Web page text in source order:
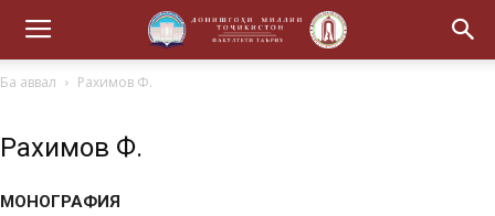
Ба аввал Рахимов Ф.
Рахимов Ф.
МОНОГРАФИЯ